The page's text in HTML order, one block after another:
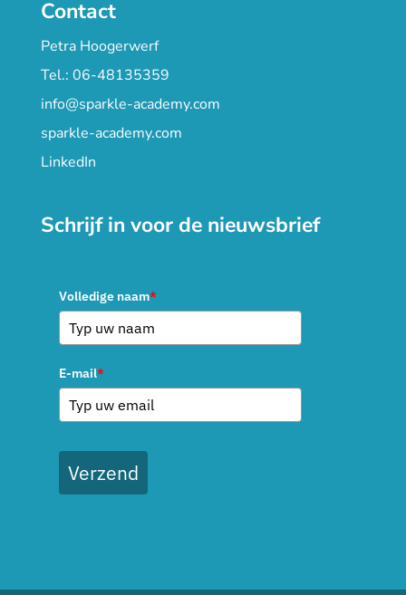
Contact
Petra Hoogerwerf
Tel.: 06-48135359
info@sparkle-academy.com
sparkle-academy.com
LinkedIn
Schrijf in voor de nieuwsbrief
Volledige naam*
E-mail*
Verzend